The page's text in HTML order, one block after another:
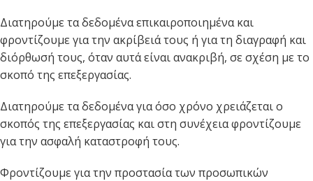
Διατηρούμε τα δεδομένα επικαιροποιημένα και
φροντίζουμε για την ακρίβειά τους ή για τη διαγραφή και
διόρθωσή τους, όταν αυτά είναι ανακριβή, σε σχέση με το
σκοπό της επεξεργασίας.
Διατηρούμε τα δεδομένα για όσο χρόνο χρειάζεται ο
σκοπός της επεξεργασίας και στη συνέχεια φροντίζουμε
για την ασφαλή καταστροφή τους.
Φροντίζουμε για την προστασία των προσωπικών